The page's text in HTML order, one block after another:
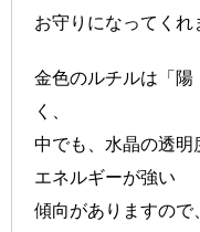
お守りになってくれ
金色のルチルは「陽
く、
中でも、水晶の透
エネルギーが強い
傾向がありますの